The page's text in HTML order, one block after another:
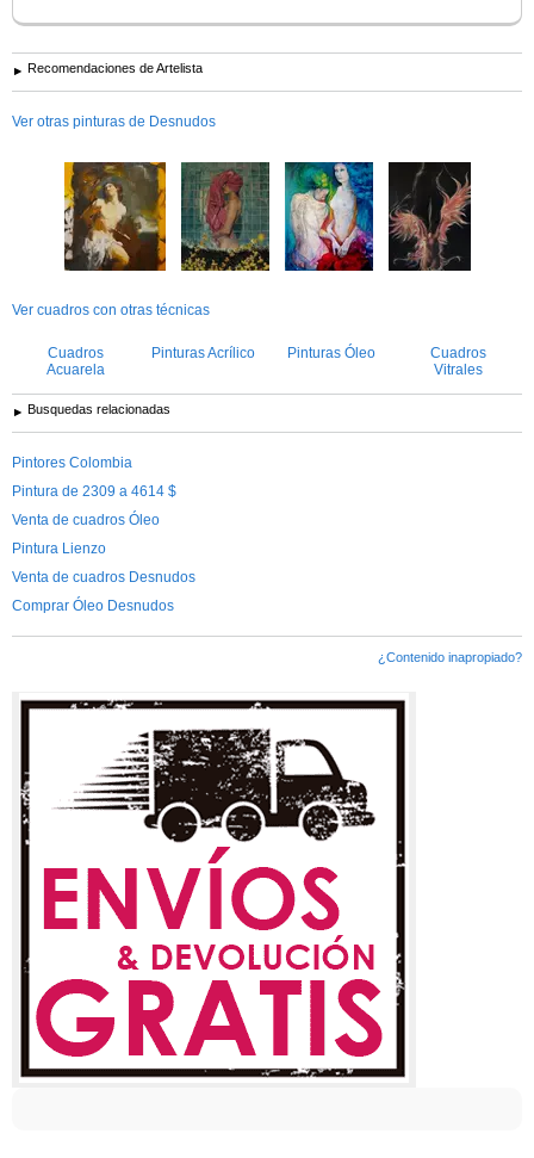
Recomendaciones de Artelista
Ver otras pinturas de Desnudos
Ver cuadros con otras técnicas
Cuadros
Acuarela
Pinturas Acrílico Pinturas Óleo
Cuadros
Vitrales
Busquedas relacionadas
Pintores Colombia
Pintura de 2309 a 4614 $
Venta de cuadros Óleo
Pintura Lienzo
Venta de cuadros Desnudos
Comprar Óleo Desnudos
¿Contenido inapropiado?